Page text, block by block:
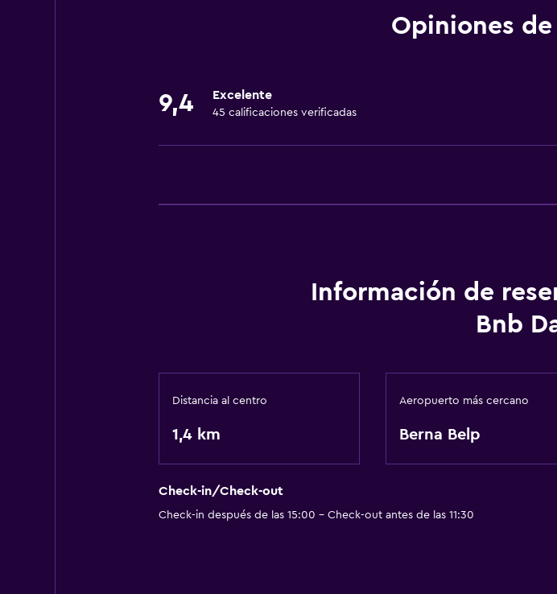
Opiniones de
9,4 Excelente
45 calificaciones verificadas
Información de
Bnb
Distancia al centro
1,4 km
Aeropuerto más cercano
Berna Belp
Check-in/Check-out
Check-in después de las 15:00 - Check-out antes de las 11:30